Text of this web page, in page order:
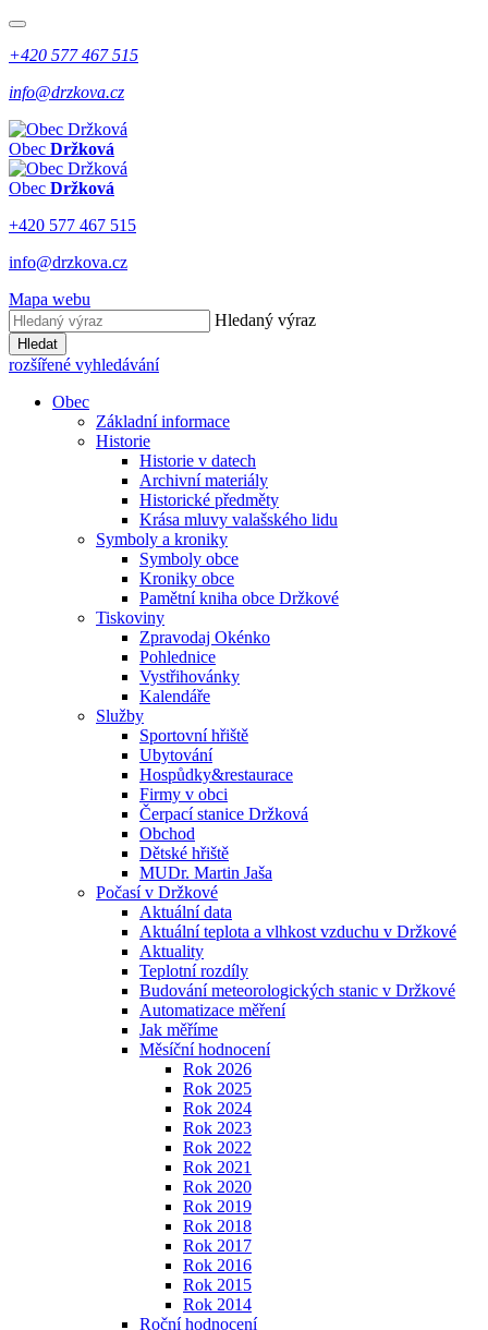
+420 577 467 515
info@drzkova.cz
Obec Držková
Obec Držková
+420 577 467 515
info@drzkova.cz
Mapa webu
Hledaný výraz
Hledat
rozšířené vyhledávání
Obec
Základní informace
Historie
Historie v datech
Archivní materiály
Historické předměty
Krása mluvy valašského lidu
Symboly a kroniky
Symboly obce
Kroniky obce
Pamětní kniha obce Držkové
Tiskoviny
Zpravodaj Okénko
Pohlednice
Vystřihovánky
Kalendáře
Služby
Sportovní hřiště
Ubytování
Hospůdky&restaurace
Firmy v obci
Čerpací stanice Držková
Obchod
Dětské hřiště
MUDr. Martin Jaša
Počasí v Držkové
Aktuální data
Aktuální teplota a vlhkost vzduchu v Držkové
Aktuality
Teplotní rozdíly
Budování meteorologických stanic v Držkové
Automatizace měření
Jak měříme
Měsíční hodnocení
Rok 2026
Rok 2025
Rok 2024
Rok 2023
Rok 2022
Rok 2021
Rok 2020
Rok 2019
Rok 2018
Rok 2017
Rok 2016
Rok 2015
Rok 2014
Roční hodnocení